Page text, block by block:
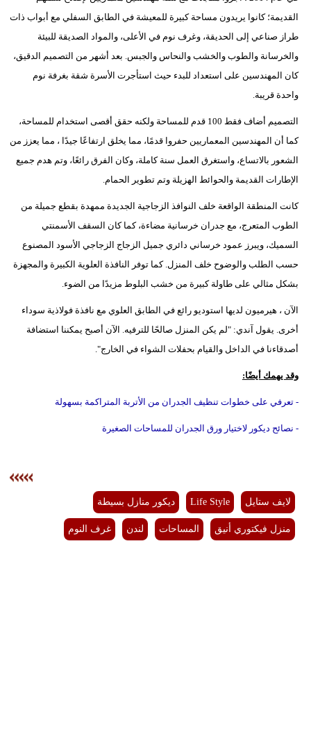
القديمة؛ كانوا يريدون مساحة كبيرة للمعيشة في الطابق السفلي مع أبواب ذات
طراز صناعي إلى الحديقة، وغرف نوم في الأعلى، والمواد الصديقة للبيئة
والخرسانة والطوب والخشب والنحاس والجبس. بعد أشهر من التصميم الدقيق،
كان المهندسين على استعداد للبدء حيث استأجرت الأسرة شقة بغرفة نوم
واحدة قريبة.
التصميم أضاف فقط 100 قدم للمساحة ولكنه حقق أقصى استخدام للمساحة،
كما أن المهندسين المعماريين حفروا قدمًا، مما يخلق ارتفاعًا جيدًا ، مما يعزز من
الشعور بالاتساع، واستغرق العمل سنة كاملة، وكان الفرق رائعًا، وتم هدم جميع
الإطارات القديمة والحوائط الهزيلة وتم تطوير الحمام.
كانت المنطقة الواقعة خلف النوافذ الزجاجية الجديدة ممهدة بقطع جميلة من
الطوب المتعرج، مع جدران خرسانية مضاءة، كما كان السقف الأسمنتي
السميك، ويبرز عمود خرساني دائري جميل الزجاج الزجاجي الأسود المصنوع
حسب الطلب والوضوح خلف المنزل. كما توفر النافذة العلوية الكبيرة والمجهزة
بشكل مثالي على طاولة كبيرة من خشب البلوط مزيدًا من الضوء.
الآن ، هيرميون لديها استوديو رائع في الطابق العلوي مع نافذة فولاذية سوداء
أخرى. يقول آندي: "لم يكن المنزل صالحًا للترفيه. الآن أصبح يمكننا استضافة
أصدقاءنا في الداخل والقيام بحفلات الشواء في الخارج".
وقد يهمك أيضًا:
- تعرفي على خطوات تنظيف الجدران من الأتربة المتراكمة بسهولة
- نصائح ديكور لاختيار ورق الجدران للمساحات الصغيرة
لايف ستايل Life Style ديكور منازل بسيطة
منزل فيكتوري أنيق المساحات لندن غرف النوم